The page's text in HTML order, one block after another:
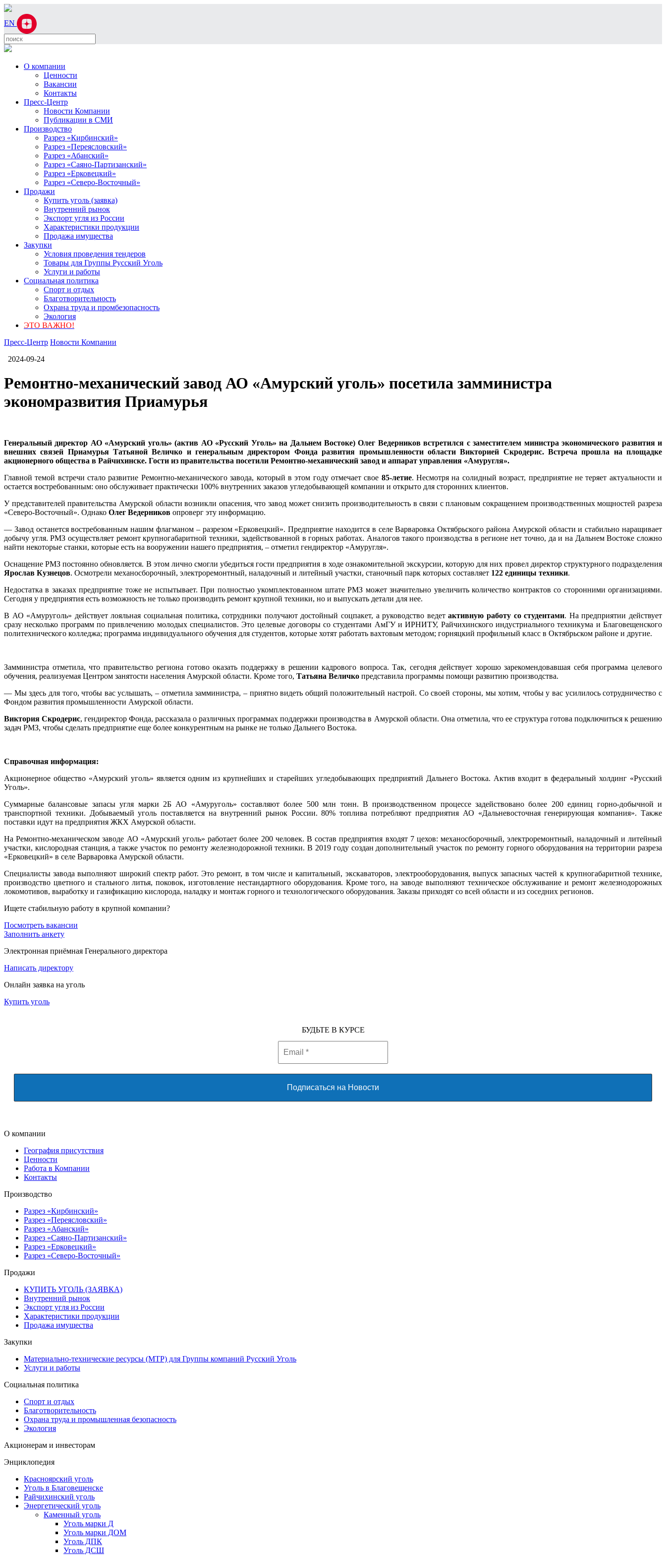
EN
О компании
Ценности
Вакансии
Контакты
Пресс-Центр
Новости Компании
Публикации в СМИ
Производство
Разрез «Кирбинский»
Разрез «Переясловский»
Разрез «Абанский»
Разрез «Саяно-Партизанский»
Разрез «Ерковецкий»
Разрез «Северо-Восточный»
Продажи
Купить уголь (заявка)
Внутренний рынок
Экспорт угля из России
Характеристики продукции
Продажа имущества
Закупки
Условия проведения тендеров
Товары для Группы Русский Уголь
Услуги и работы
Социальная политика
Спорт и отдых
Благотворительность
Охрана труда и промбезопасность
Экология
ЭТО ВАЖНО!
Пресс-Центр Новости Компании
2024-09-24
Ремонтно-механический завод АО «Амурский уголь» посетила замминистра
экономразвития Приамурья
Генеральный директор АО «Амурский уголь» (актив АО «Русский Уголь» на Дальнем Востоке) Олег Ведерников встретился с заместителем министра экономического развития и
внешних связей Приамурья Татьяной Величко и генеральным директором Фонда развития промышленности области Викторией Скродерис. Встреча прошла на площадке
акционерного общества в Райчихинске. Гости из правительства посетили Ремонтно-механический завод и аппарат управления «Амуругля».
Главной темой встречи стало развитие Ремонтно-механического завода, который в этом году отмечает свое 85-летие. Несмотря на солидный возраст, предприятие не теряет актуальности и
остается востребованным: оно обслуживает практически 100% внутренних заказов угледобывающей компании и открыто для сторонних клиентов.
У представителей правительства Амурской области возникли опасения, что завод может снизить производительность в связи с плановым сокращением производственных мощностей разреза
«Северо-Восточный». Однако Олег Ведерников опроверг эту информацию.
— Завод останется востребованным нашим флагманом – разрезом «Ерковецкий». Предприятие находится в селе Варваровка Октябрьского района Амурской области и стабильно наращивает
добычу угля. РМЗ осуществляет ремонт крупногабаритной техники, задействованной в горных работах. Аналогов такого производства в регионе нет точно, да и на Дальнем Востоке сложно
найти некоторые станки, которые есть на вооружении нашего предприятия, – отметил гендиректор «Амуругля».
Оснащение РМЗ постоянно обновляется. В этом лично смогли убедиться гости предприятия в ходе ознакомительной экскурсии, которую для них провел директор структурного подразделения
Ярослав Кузнецов. Осмотрели механосборочный, электроремонтный, наладочный и литейный участки, станочный парк которых составляет 122 единицы техники.
Недостатка в заказах предприятие тоже не испытывает. При полностью укомплектованном штате РМЗ может значительно увеличить количество контрактов со сторонними организациями.
Сегодня у предприятия есть возможность не только производить ремонт крупной техники, но и выпускать детали для нее.
В АО «Амуруголь» действует лояльная социальная политика, сотрудники получают достойный соцпакет, а руководство ведетактивную работу со студентами. На предприятии действует
сразу несколько программ по привлечению молодых специалистов. Это целевые договоры со студентами АмГУ и ИРНИТУ, Райчихинского индустриального техникума и Благовещенского
политехнического колледжа; программа индивидуального обучения для студентов, которые хотят работать вахтовым методом; горняцкий профильный класс в Октябрьском районе и другие.
Замминистра отметила, что правительство региона готово оказать поддержку в решении кадрового вопроса. Так, сегодня действует хорошо зарекомендовавшая себя программа целевого
обучения, реализуемая Центром занятости населения Амурской области. Кроме того, Татьяна Величко представила программы помощи развитию производства.
— Мы здесь для того, чтобы вас услышать, – отметила замминистра, – приятно видеть общий положительный настрой. Со своей стороны, мы хотим, чтобы у вас усилилось сотрудничество с
Фондом развития промышленности Амурской области.
Виктория Скродерис, гендиректор Фонда, рассказала о различных программах поддержки производства в Амурской области. Она отметила, что ее структура готова подключиться к решению
задач РМЗ, чтобы сделать предприятие еще более конкурентным на рынке не только Дальнего Востока.
Справочная информация:
Акционерное общество «Амурский уголь» является одним из крупнейших и старейших угледобывающих предприятий Дальнего Востока. Актив входит в федеральный холдинг «Русский
Уголь».
Суммарные балансовые запасы угля марки 2Б АО «Амуруголь» составляют более 500 млн тонн. В производственном процессе задействовано более 200 единиц горно-добычной и
транспортной техники. Добываемый уголь поставляется на внутренний рынок России. 80% топлива потребляют предприятия АО «Дальневосточная генерирующая компания». Также
поставки идут на предприятия ЖКХ Амурской области.
На Ремонтно-механическом заводе АО «Амурский уголь» работает более 200 человек. В состав предприятия входят 7 цехов: механосборочный, электроремонтный, наладочный и литейный
участки, кислородная станция, а также участок по ремонту железнодорожной техники. В 2019 году создан дополнительный участок по ремонту горного оборудования на территории разреза
«Ерковецкий» в селе Варваровка Амурской области.
Специалисты завода выполняют широкий спектр работ. Это ремонт, в том числе и капитальный, экскаваторов, электрооборудования, выпуск запасных частей к крупногабаритной технике,
производство цветного и стального литья, поковок, изготовление нестандартного оборудования. Кроме того, на заводе выполняют техническое обслуживание и ремонт железнодорожных
локомотивов, выработку и газификацию кислорода, наладку и монтаж горного и технологического оборудования. Заказы приходят со всей области и из соседних регионов.
Ищете стабильную работу в крупной компании?
Посмотреть вакансии
Заполнить анкету
Электронная приёмная Генерального директора
Написать директору
Онлайн заявка на уголь
Купить уголь
БУДЬТЕ В КУРСЕ
О компании
География присутствия
Ценности
Работа в Компании
Контакты
Производство
Разрез «Кирбинский»
Разрез «Переясловский»
Разрез «Абанский»
Разрез «Саяно-Партизанский»
Разрез «Ерковецкий»
Разрез «Северо-Восточный»
Продажи
КУПИТЬ УГОЛЬ (ЗАЯВКА)
Внутренний рынок
Экспорт угля из России
Характеристики продукции
Продажа имущества
Закупки
Материально-технические ресурсы (МТР) для Группы компаний Русский Уголь
Услуги и работы
Социальная политика
Спорт и отдых
Благотворительность
Охрана труда и промышленная безопасность
Экология
Акционерам и инвесторам
Энциклопедия
Красноярский уголь
Уголь в Благовещенске
Райчихинский уголь
Энергетический уголь
Каменный уголь
Уголь марки Д
Уголь марки ДОМ
Уголь ДПК
Уголь ДСШ